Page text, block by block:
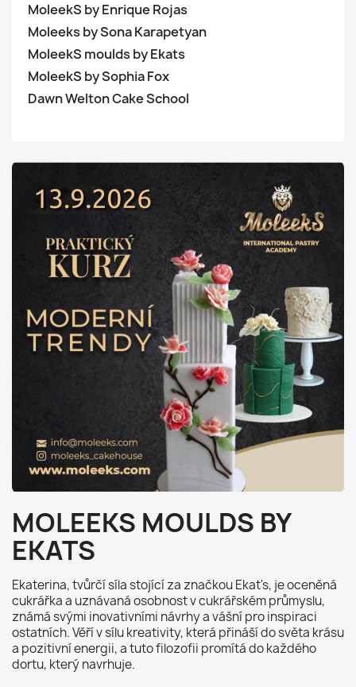
MoleekS by Enrique Rojas
Moleeks by Sona Karapetyan
MoleekS moulds by Ekats
MoleekS by Sophia Fox
Dawn Welton Cake School
MOLEEKS MOULDS BY
EKATS
Ekaterina, tvůrčí síla stojící za značkou Ekat's, je oceněná
cukrářka a uznávaná osobnost v cukrářském průmyslu,
známá svými inovativními návrhy a vášní pro inspiraci
ostatních. Věří v sílu kreativity, která přináší do světa krásu
a pozitivní energii, a tuto filozofii promítá do každého
dortu, který navrhuje.